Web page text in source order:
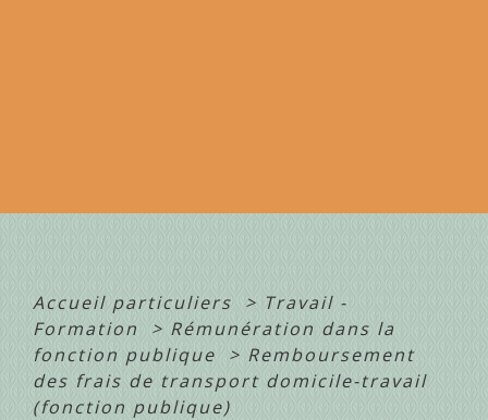
Accueil particuliers > Travail -
Formation
> Rémunération dans la
fonction publique
> Remboursement
des frais de transport domicile-travail
(fonction publique)